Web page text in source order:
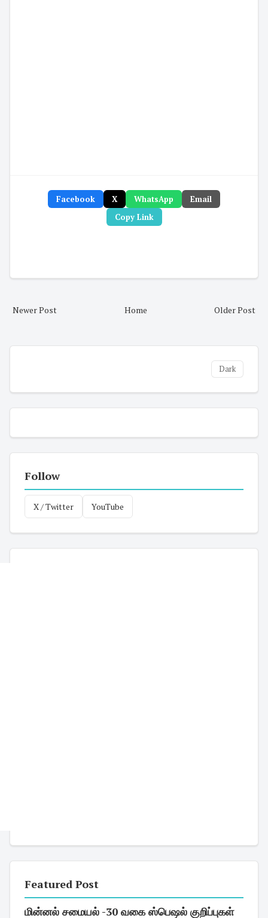
Facebook X WhatsApp
Email
Copy Link
Newer Post Older Post
Home
Dark
Follow
X / Twitter YouTube
Featured Post
மின்னல் சமையல் -30 வகை ஸ்பெஷல் குறிப்புகள்